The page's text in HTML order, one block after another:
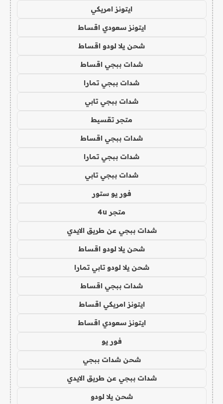
ايتونز امريكي
ايتونز سعودي اقساط
شحن يلا لودو اقساط
شدات ببجي اقساط
شدات ببجي تمارا
شدات ببجي تابي
متجر تقسيط
شدات ببجي اقساط
شدات ببجي تمارا
شدات ببجي تابي
فور يو ستور
متجر 4u
شدات ببجي عن طريق الايدي
شحن يلا لودو اقساط
شحن يلا لودو تابي تمارا
شدات ببجي اقساط
ايتونز امريكي اقساط
ايتونز سعودي اقساط
فور يو
شحن شدات ببجي
شدات ببجي عن طريق الايدي
شحن يلا لودو